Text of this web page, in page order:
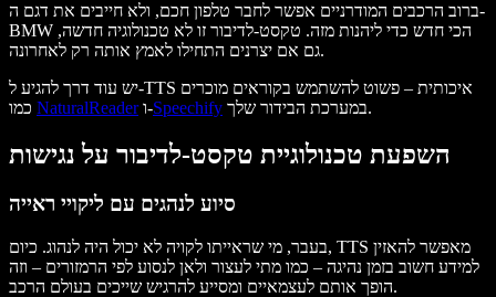
ברוב הרכבים המודרניים אפשר לחבר טלפון חכם, ולא חייבים את דגם ה-
BMW הכי חדש כדי ליהנות מזה. טקסט‑לדיבור זו לא טכנולוגיה חדשה,
גם אם יצרנים התחילו לאמץ אותה רק לאחרונה.
יש עוד דרך להגיע ל-TTS איכותית – פשוט להשתמש בקוראים מוכרים
NaturalReader ו-Speechify במערכת הבידור שלך.
השפעת טכנולוגיית טקסט‑לדיבור על נגישות
סיוע לנהגים עם ליקויי ראייה
בעבר, מי שראייתו לקויה לא יכול היה לנהוג. כיום, TTS מאפשר להאזין
למידע חשוב בזמן נהיגה – כמו מתי לעצור ולאן לנסוע לפי הרמזורים – וזה
הופך אותם לעצמאיים ומסייע להרגיש שייכים בעולם הרכב.